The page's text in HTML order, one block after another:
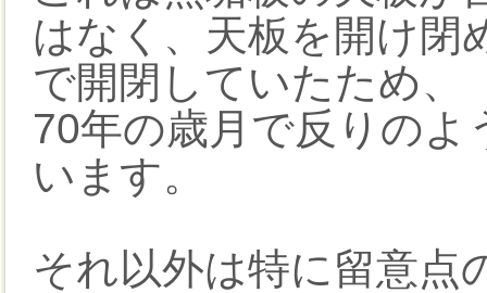
はなく、天板を開け閉
で開閉していたため、
70年の歳月で反りの
います。
それ以外は特に留意点